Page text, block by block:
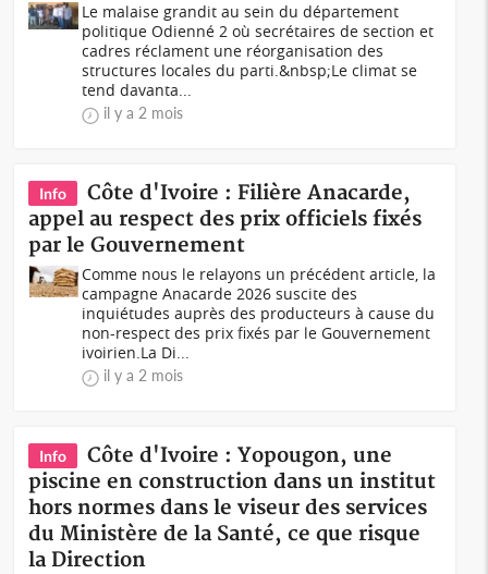
Le malaise grandit au sein du département
politique Odienné 2 où secrétaires de section et
cadres réclament une réorganisation des
structures locales du parti.&nbsp;Le climat se
tend davanta...
il y a 2 mois
Info
Côte d'Ivoire : Filière Anacarde,
appel au respect des prix officiels fixés
par le Gouvernement
Comme nous le relayons un précédent article, la
campagne Anacarde 2026 suscite des
inquiétudes auprès des producteurs à cause du
non-respect des prix fixés par le Gouvernement
ivoirien.La Di...
il y a 2 mois
Info
Côte d'Ivoire : Yopougon, une
piscine en construction dans un institut
hors normes dans le viseur des services
du Ministère de la Santé, ce que risque
la Direction